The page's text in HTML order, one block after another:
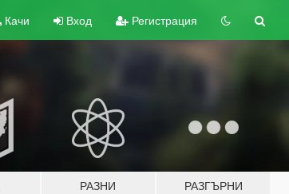
Качи Вход Регистрация
РАЗНИ РАЗГЪРНИ